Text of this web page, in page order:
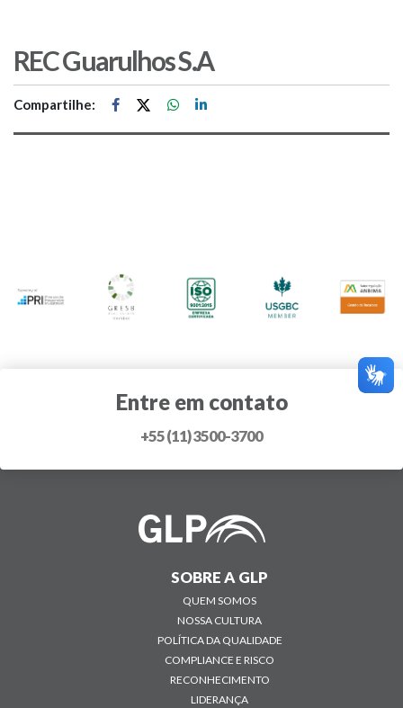
REC Guarulhos S.A
Compartilhe:
Entre em contato
+55 (11) 3500-3700
SOBRE A GLP
QUEM SOMOS
NOSSA CULTURA
POLÍTICA DA QUALIDADE
COMPLIANCE E RISCO
RECONHECIMENTO
LIDERANÇA